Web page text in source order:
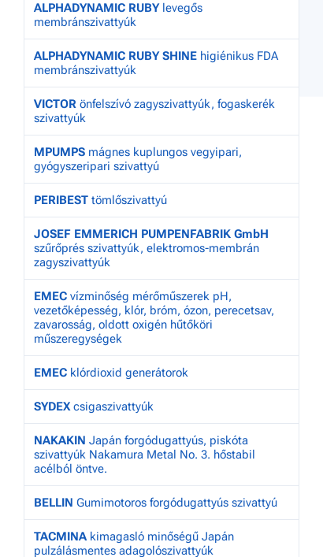
ALPHADYNAMIC RUBYlevegős
membránszivattyúk
ALPHADYNAMIC RUBY SHINE higiénikus FDA
membránszivattyúk
VICTOR önfelszívó zagyszivattyúk, fogaskerék
szivattyúk
MPUMPS mágnes kuplungos vegyipari,
gyógyszeripari szivattyú
PERIBEST tömlőszivattyú
JOSEF EMMERICH PUMPENFABRIK GmbH
szűrőprés szivattyúk, elektromos-membrán
zagyszivattyúk
EMEC vízminőség mérőműszerek pH,
vezetőképesség, klór, bróm, ózon, perecetsav,
zavarosság, oldott oxigén hűtőköri
műszeregységek
EMEC klórdioxid generátorok
SYDEXcsigaszivattyúk
NAKAKIN Japán forgódugattyús, piskóta
szivattyúk Nakamura Metal No. 3. hőstabil
acélból öntve.
BELLIN Gumimotoros forgódugattyús szivattyú
TACMINAkimagasló minőségű Japán
pulzálásmentes adagolószivattyúk